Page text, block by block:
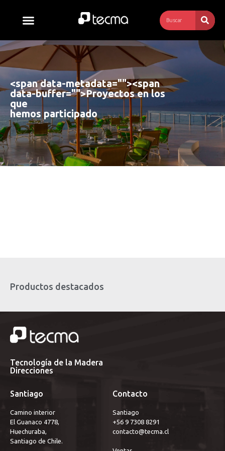
<span data-metadata=""><span
data-buffer="">Proyectos en los
que
hemos participado
Productos destacados
Tecnología de la Madera
Direcciones
Santiago
Camino interior
El Guanaco 4778,
Huechuraba,
Santiago de Chile.
Contacto
Santiago
+56 9 7308 8291
contacto@tecma.cl